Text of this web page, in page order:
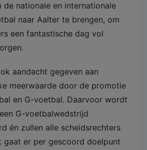
de nationale en internationale
naar Aalter te brengen, om
een fantastische dag vol
aandacht gegeven aan
meerwaarde door de promotie
en G-voetbal. Daarvoor wordt
G-voetbalwedstrijd
én zullen alle scheidsrechters
gaat er per gescoord doelpunt